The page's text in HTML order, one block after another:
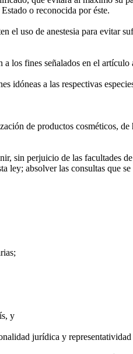
o reconocida por éste.
uso de anestesia para evitar
los fines señalados en el artículo
a las respectivas
de productos cosméticos,
perjuicio de las facultades
ley; absolver las consultas que
y
jurídica y